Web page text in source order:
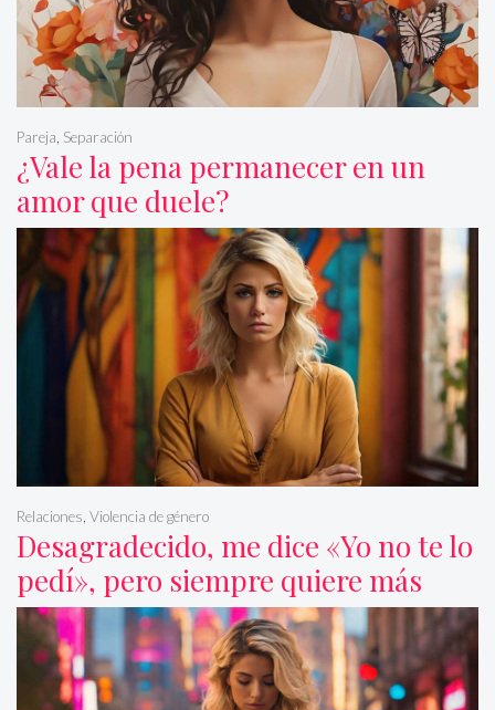
¿Vale la pena permanecer en un
amor que duele?
Pareja, Separación
Desagradecido, me dice «Yo no te lo
pedí», pero siempre quiere más
Relaciones, Violencia de género